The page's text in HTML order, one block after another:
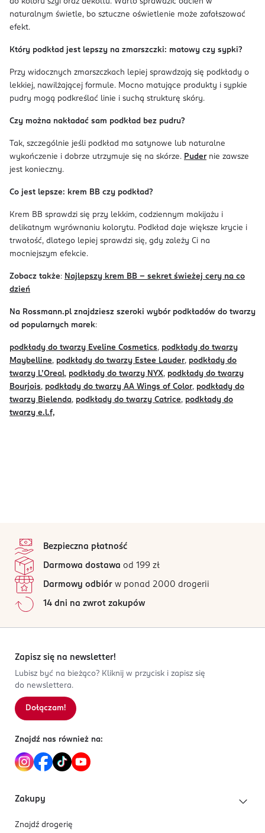
naturalnym świetle, bo sztuczne oświetlenie może zafałszować
efekt.
Który podkład jest lepszy na zmarszczki: matowy czy sypki?
Przy widocznych zmarszczkach lepiej sprawdzają się podkłady o
lekkiej, nawilżającej formule. Mocno matujące produkty i sypkie
pudry mogą podkreślać linie i suchą strukturę skóry.
Czy można nakładać sam podkład bez pudru?
Tak, szczególnie jeśli podkład ma satynowe lub naturalne
wykończenie i dobrze utrzymuje się na skórze. Pudernie zawsze
jest konieczny.
Co jest lepsze: krem BB czy podkład?
Krem BB sprawdzi się przy lekkim, codziennym makijażu i
delikatnym wyrównaniu kolorytu. Podkład daje większe krycie i
trwałość, dlatego lepiej sprawdzi się, gdy zależy Ci na
mocniejszym efekcie.
Zobacz także: Najlepszy krem BB - sekret świeżej cery na co
dzień
Na Rossmann.pl znajdziesz szeroki wybór podkładów do twarzy
od popularnych marek:
podkłady do twarzy Eveline Cosmetics, podkłady do twarzy
Maybelline, podkłady do twarzy Estee Lauder, podkłady do
twarzy L’Oreal, podkłady do twarzy NYX, podkłady do twarzy
Bourjois, podkłady do twarzy AA Wings of Color, podkłady do
twarzy Bielenda, podkłady do twarzy Catrice, podkłady do
twarzy e.l.f,
Bezpieczna płatność
Darmowa dostawa od 199 zł
Darmowy odbiór w ponad 2000 drogerii
14 dni na zwrot zakupów
Zapisz się na newsletter!
Lubisz być na bieżąco? Kliknij w przycisk i zapisz się
do newslettera.
Dołączam!
Znajdź nas również na:
Zakupy
Znajdź drogerię